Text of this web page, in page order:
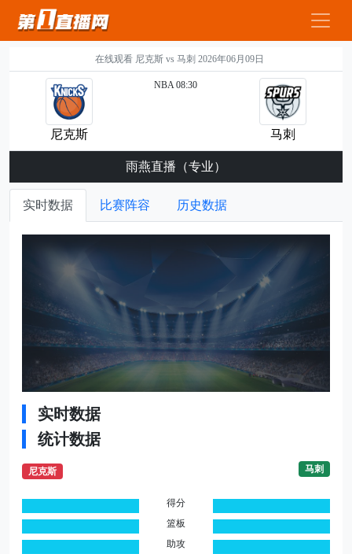
在线观看 尼克斯 vs 马刺 2026年06月09日
尼克斯
NBA 08:30
马刺
雨燕直播（专业）
实时数据 比赛阵容 历史数据
实时数据
统计数据
尼克斯 马刺
得分
篮板
助攻